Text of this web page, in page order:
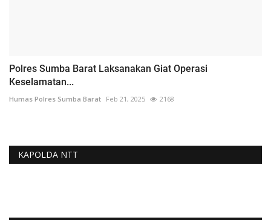
Polres Sumba Barat Laksanakan Giat Operasi
Keselamatan...
Humas Polres Sumba Barat Feb 21, 2025 2168
KAPOLDA NTT